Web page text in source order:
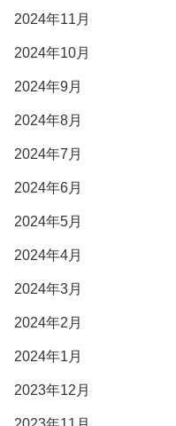
2024年11月
2024年10月
2024年9月
2024年8月
2024年7月
2024年6月
2024年5月
2024年4月
2024年3月
2024年2月
2024年1月
2023年12月